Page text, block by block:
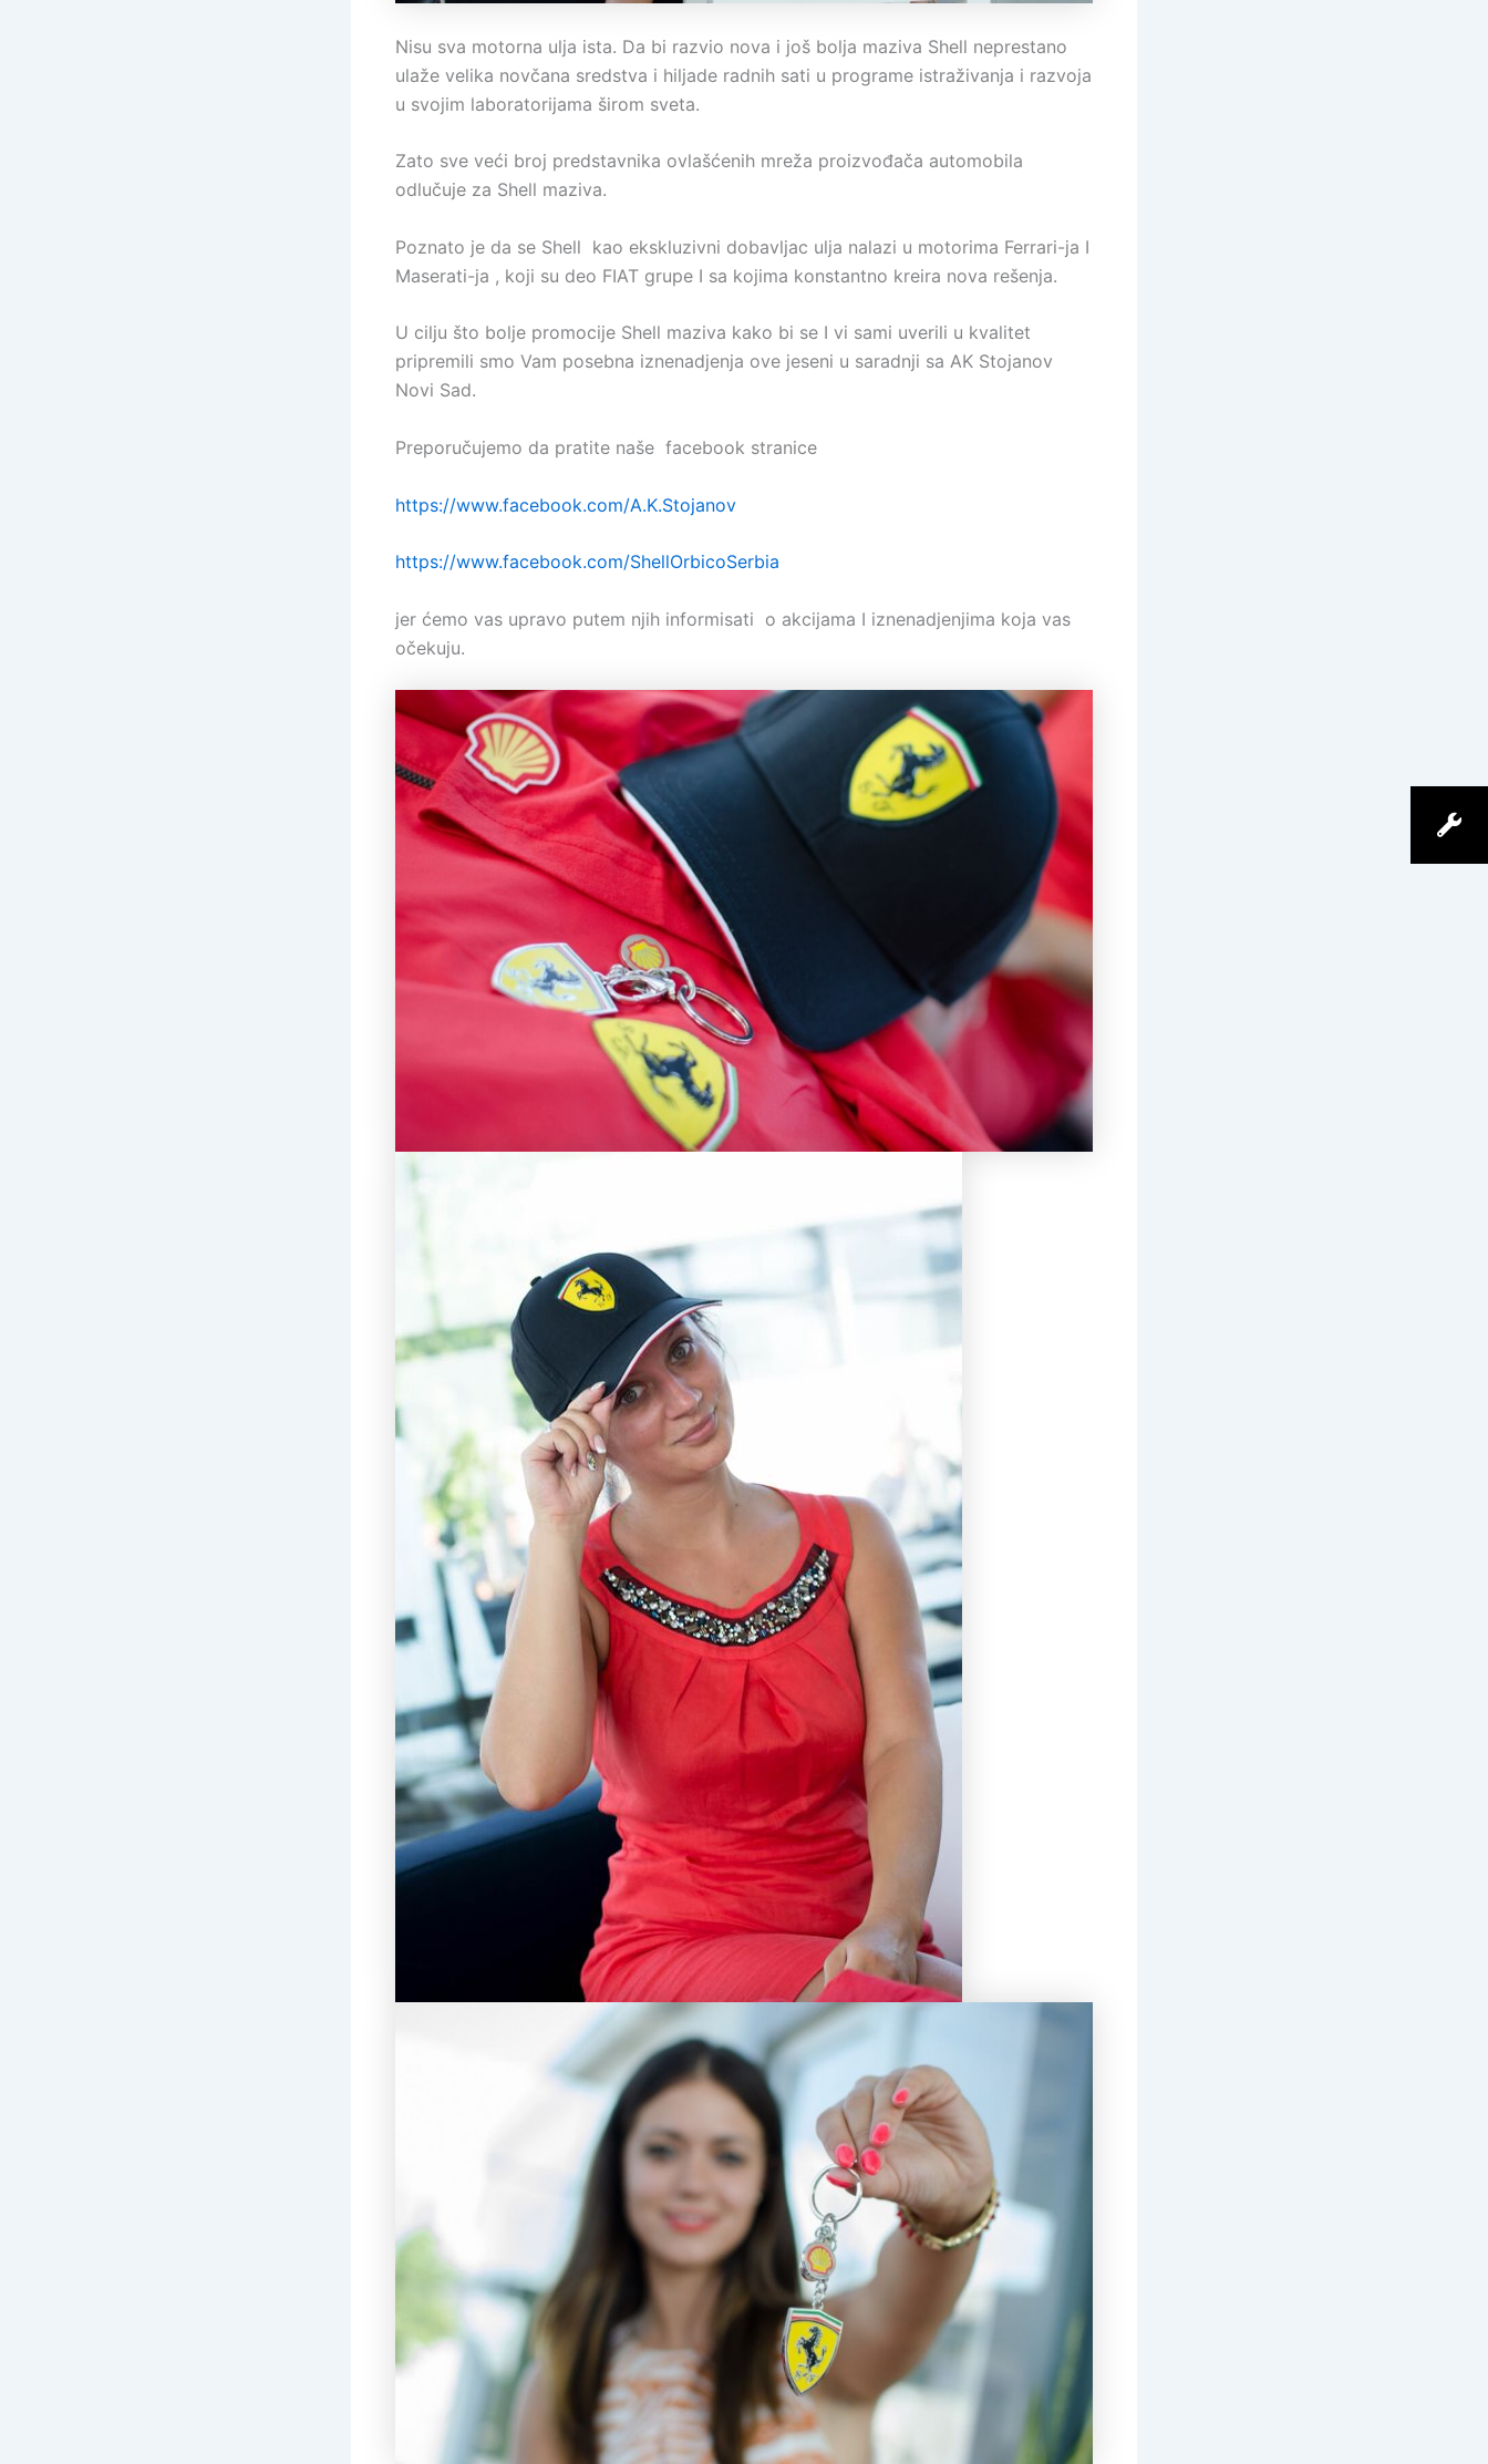
Nisu sva motorna ulja ista. Da bi razvio nova i još bolja maziva Shell neprestano
ulaže velika novčana sredstva i hiljade radnih sati u programe istraživanja i razvoja
u svojim laboratorijama širom sveta.
Zato sve veći broj predstavnika ovlašćenih mreža proizvođača automobila
odlučuje za Shell maziva.
Poznato je da se Shell kao ekskluzivni dobavljac ulja nalazi u motorima Ferrari-ja I
Maserati-ja , koji su deo FIAT grupe I sa kojima konstantno kreira nova rešenja.
U cilju što bolje promocije Shell maziva kako bi se I vi sami uverili u kvalitet
pripremili smo Vam posebna iznenadjenja ove jeseni u saradnji sa AK Stojanov
Novi Sad.
Preporučujemo da pratite naše facebook stranice
https://www.facebook.com/A.K.Stojanov
https://www.facebook.com/ShellOrbicoSerbia
jer ćemo vas upravo putem njih informisati o akcijama I iznenadjenjima koja vas
očekuju.